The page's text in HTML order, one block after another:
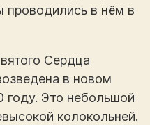
проводились в нём в
Сердца
в новом
году. Это небольшой
колокольней.